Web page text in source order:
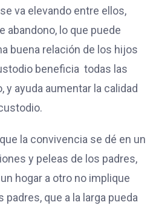
va elevando entre ellos,
lo que puede
buena relación de los hijos
beneficia todas las
y ayuda aumentar la calidad
la convivencia se dé en un
y peleas de los padres,
hogar a otro no implique
que a la larga pueda